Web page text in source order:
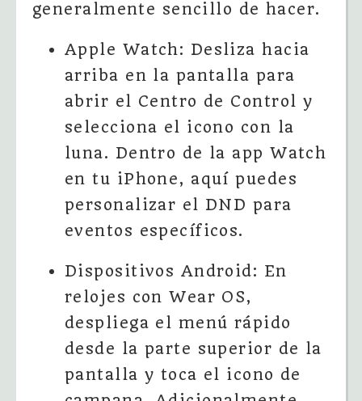
generalmente sencillo de hacer.
Apple Watch: Desliza hacia
arriba en la pantalla para
abrir el Centro de Control y
selecciona el icono con la
luna. Dentro de la app Watch
en tu iPhone, aquí puedes
personalizar el DND para
eventos específicos.
Dispositivos Android: En
relojes con Wear OS,
despliega el menú rápido
desde la parte superior de la
pantalla y toca el icono de